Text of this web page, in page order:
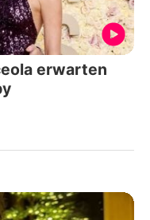
erwarten